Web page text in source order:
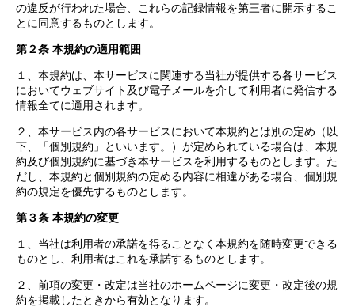
の違反が行われた場合、これらの記録情報を第三者に開示するこ
とに同意するものとします。
第２条 本規約の適用範囲
１、本規約は、本サービスに関連する当社が提供する各サービス
においてウェブサイト及び電子メールを介して利用者に発信する
情報全てに適用されます。
２、本サービス内の各サービスにおいて本規約とは別の定め（以
下、「個別規約」といいます。）が定められている場合は、本規
約及び個別規約に基づき本サービスを利用するものとします。た
だし、本規約と個別規約の定める内容に相違がある場合、個別規
約の規定を優先するものとします。
第３条 本規約の変更
１、当社は利用者の承諾を得ることなく本規約を随時変更できる
ものとし、利用者はこれを承諾するものとします。
２、前項の変更・改定は当社のホームページに変更・改定後の規
約を掲載したときから有効となります。